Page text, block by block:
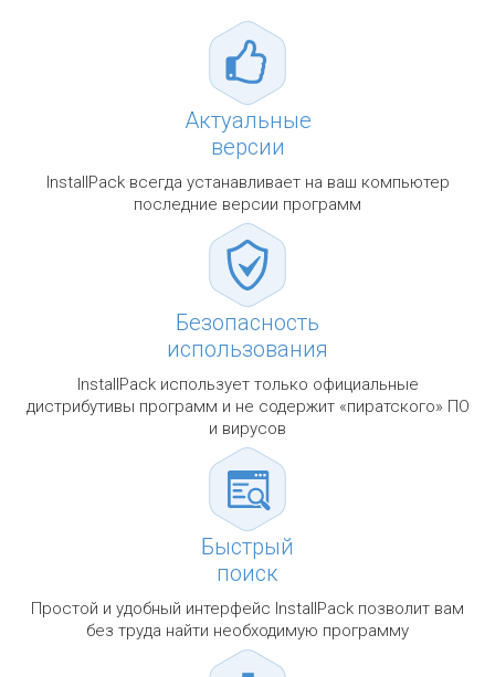
Актуальные
версии
InstallPack всегда устанавливает на ваш компьютер
последние версии программ
Безопасность
использования
InstallPack использует только официальные
дистрибутивы программ и не содержит «пиратского» ПО
и вирусов
Быстрый
поиск
Простой и удобный интерфейс InstallPack позволит вам
без труда найти необходимую программу